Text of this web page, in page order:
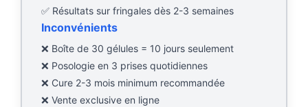
✅ Résultats sur fringales dès 2-3 semaines
Inconvénients
❌ Boîte de 30 gélules = 10 jours seulement
❌ Posologie en 3 prises quotidiennes
❌ Cure 2-3 mois minimum recommandée
❌ Vente exclusive en ligne